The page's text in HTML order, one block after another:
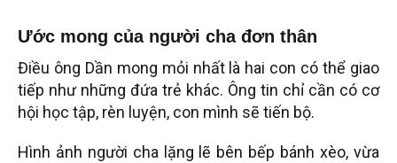
Ước mong của người cha đơn thân
Điều ông Dần mong mỏi nhất là hai con có thể giao
tiếp như những đứa trẻ khác. Ông tin chỉ cần có cơ
hội học tập, rèn luyện, con mình sẽ tiến bộ.
Hình ảnh người cha lặng lẽ bên bếp bánh xèo, vừa